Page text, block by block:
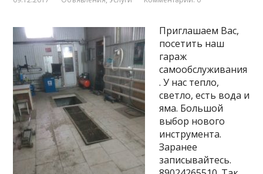
Приглашаем Вас,
посетить наш
гараж
самообслуживания
. У нас тепло,
светло, есть вода и
яма. Большой
выбор нового
инструмента.
Заранее
записывайтесь.